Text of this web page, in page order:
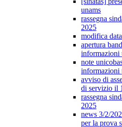
unams
rassegna
2025
modifica
apertura
informazioni
note
informazioni
avviso di
di servizio il
rassegna
2025
news 3/2/
per la prova